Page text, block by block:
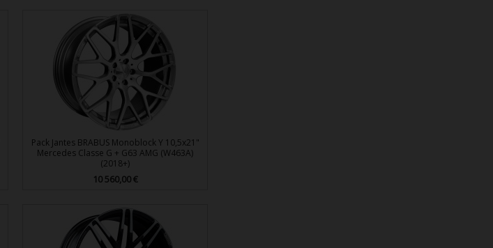
Pack Jantes BRABUS Monoblock Y 10,5x21"
Mercedes Classe G + G63 AMG (W463A)
(2018+)
Prix
10 560,00 €